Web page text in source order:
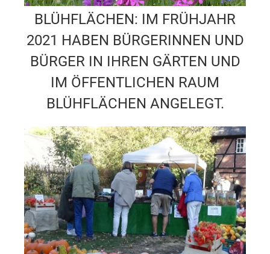
BLÜHFLÄCHEN: IM FRÜHJAHR
2021 HABEN BÜRGERINNEN UND
BÜRGER IN IHREN GÄRTEN UND
IM ÖFFENTLICHEN RAUM
BLÜHFLÄCHEN ANGELEGT.